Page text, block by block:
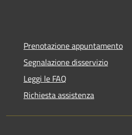
Prenotazione appuntamento
Segnalazione disservizio
Leggi le FAQ
Richiesta assistenza